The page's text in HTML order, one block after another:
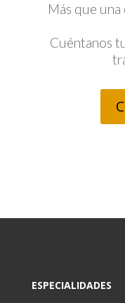
Más que
Cuéntanos
ESPECIALIDADES